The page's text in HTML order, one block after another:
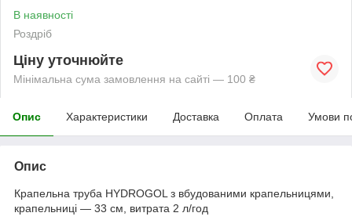
В наявності
Роздріб
Ціну уточнюйте
Мінімальна сума замовлення на сайті — 100 ₴
Опис Характеристики Доставка Оплата Умови
Опис
Крапельна труба HYDROGOL з вбудованими крапельницями,
крапельниці — 33 см, витрата 2 л/год